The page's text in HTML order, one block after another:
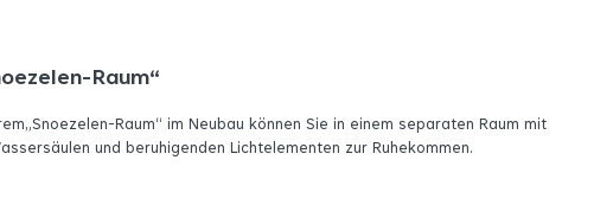
Raum“
Raum“ im Neubau können Sie in einem separaten Raum mit
und beruhigenden Lichtelementen zur Ruhekommen.